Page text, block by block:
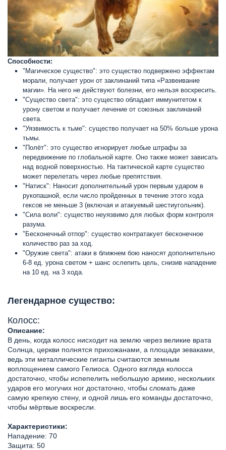
Способности:
"Магическое существо": это существо подвержено эффектам
морали, получает урон от заклинаний типа «Развеивание
магии». На него не действуют болезни, его нельзя воскресить.
"Существо света": это существо обладает иммунитетом к
урону светом и получает лечение от союзных заклинаний
света.
"Уязвимость к тьме": существо получает на 50% больше урона
тьмы.
"Полёт": это существо игнорирует любые штрафы за
передвижение по глобальной карте. Оно также может зависать
над водной поверхностью. На тактической карте существо
может перелетать через любые препятствия.
"Натиск": Наносит дополнительный урон первым ударом в
рукопашной, если число пройденных в течение этого хода
гексов не меньше 3 (включая и атакуемый шестиугольник).
"Сила воли": существо неуязвимо для любых форм контроля
разума.
"Бесконечный отпор": существо контратакует бесконечное
количество раз за ход.
"Оружие света": атаки в ближнем бою наносят дополнительно
6-8 ед. урона светом + шанс ослепить цель, снизив нападение
на 10 ед. на 3 хода.
Легендарное существо:
Колосс:
Описание:
В день, когда колосс нисходит на землю через великие врата
Солнца, церкви полнятся прихожанами, а площади зеваками,
ведь эти металлические гиганты считаются земным
воплощением самого Гелиоса. Одного взгляда колосса
достаточно, чтобы испепелить небольшую армию, нескольких
ударов его могучих ног достаточно, чтобы сломать даже
самую крепкую стену, и одной лишь его команды достаточно,
чтобы мёртвые воскресли.
Характеристики:
Нападение: 70
Защита: 50